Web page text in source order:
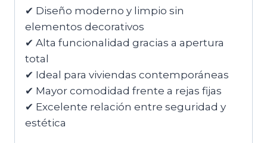
✔ Diseño moderno y limpio sin
elementos decorativos
✔ Alta funcionalidad gracias a apertura
total
✔ Ideal para viviendas contemporáneas
✔ Mayor comodidad frente a rejas fijas
✔ Excelente relación entre seguridad y
estética